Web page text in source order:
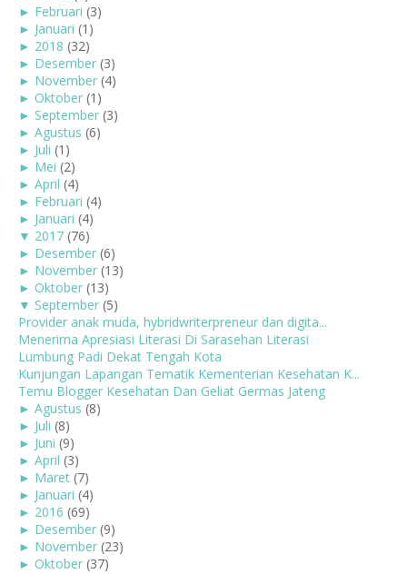
► Februari (3)
► Januari (1)
► 2018 (32)
► Desember (3)
► November (4)
► Oktober (1)
► September (3)
► Agustus (6)
► Juli (1)
► Mei (2)
► April (4)
► Februari (4)
► Januari (4)
▼ 2017 (76)
► Desember (6)
► November (13)
► Oktober (13)
▼ September (5)
Provider anak muda, hybridwriterpreneur dan digita...
Menerima Apresiasi Literasi Di Sarasehan Literasi
Lumbung Padi Dekat Tengah Kota
Kunjungan Lapangan Tematik Kementerian Kesehatan K...
Temu Blogger Kesehatan Dan Geliat Germas Jateng
► Agustus (8)
► Juli (8)
► Juni (9)
► April (3)
► Maret (7)
► Januari (4)
► 2016 (69)
► Desember (9)
► November (23)
► Oktober (37)